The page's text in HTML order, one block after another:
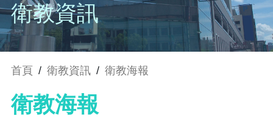
衛教資訊
首頁 / 衛教資訊 / 衛教海報
衛教海報